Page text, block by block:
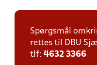
Spørgsmål
rettes til DBU
tlf: 4632 3366